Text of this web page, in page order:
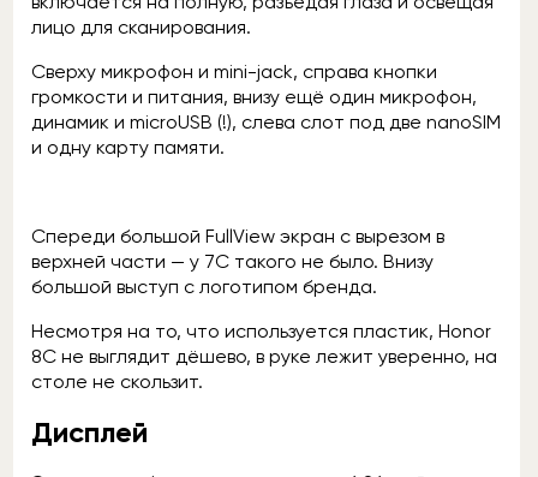
лицо для сканирования.
Сверху микрофон и mini-jack, справа кнопки
громкости и питания, внизу ещё один микрофон,
динамик и microUSB (!), слева слот под две nanoSIM
и одну карту памяти.
Спереди большой FullView экран с вырезом в
верхней части — у 7С такого не было. Внизу
большой выступ с логотипом бренда.
Несмотря на то, что используется пластик, Honor
8C не выглядит дёшево, в руке лежит уверенно, на
столе не скользит.
Дисплей